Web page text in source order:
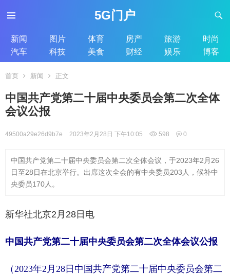
5G门户
新闻 图片 体育 房产 旅游
时尚
汽车
科技 美食 财经 娱乐 博客
首页 新闻 正文
中国共产党第二十届中央委员会第二次全体
会议公报
49500a29e26d9b7e 2023年2月28日 下午10:05 598 0
中国共产党第二十届中央委员会第二次全体会议，于2023年2月26
日至28日在北京举行。出席这次全会的有中央委员203人，候补中
央委员170人。
新华社北京2月28日电
中国共产党第二十届中央委员会第二次全体会议公报
（2023年2月28日中国共产党第二十届中央委员会第二